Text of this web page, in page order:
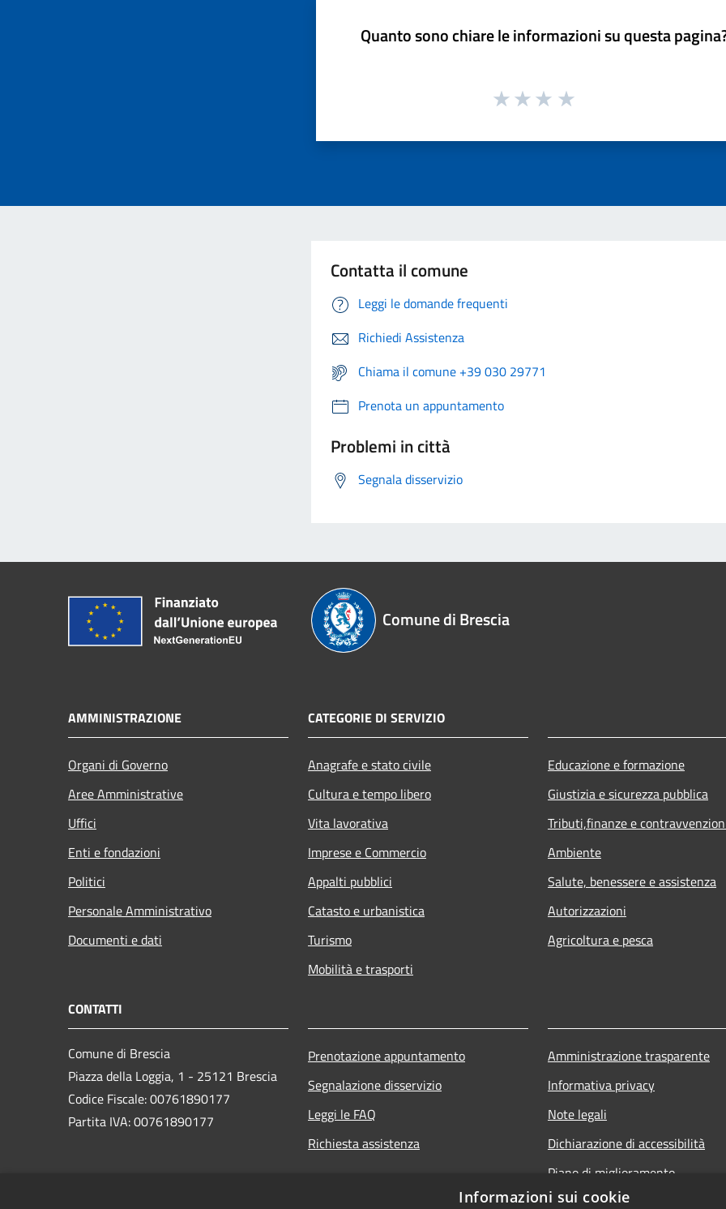
Quanto sono chiare le informazioni su questa
Contatta il comune
Leggi le domande frequenti
Richiedi Assistenza
Chiama il comune +39 030 29771
Prenota un appuntamento
Problemi in città
Segnala disservizio
Comune di Brescia
AMMINISTRAZIONE
Organi di Governo
Aree Amministrative
Uffici
Enti e fondazioni
Politici
Personale Amministrativo
Documenti e dati
CATEGORIE DI SERVIZIO
Anagrafe e stato civile
Cultura e tempo libero
Vita lavorativa
Imprese e Commercio
Appalti pubblici
Catasto e urbanistica
Turismo
Mobilità e trasporti
Educazione e formazione
Giustizia e sicurezza pubblica
Tributi,finanze e
Ambiente
Salute, benessere e assistenza
Autorizzazioni
Agricoltura e pesca
CONTATTI
Comune di Brescia
Piazza della Loggia, 1 - 25121 Brescia
Codice Fiscale: 00761890177
Partita IVA: 00761890177
Prenotazione appuntamento
Segnalazione disservizio
Leggi le FAQ
Richiesta assistenza
Amministrazione trasparente
Informativa privacy
Note legali
Dichiarazione di accessibilità
Piano di miglioramento
Informazioni sui cookie